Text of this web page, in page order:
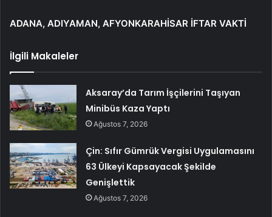
ADANA, ADIYAMAN, AFYONKARAHİSAR İFTAR VAKTİ
İlgili Makaleler
Aksaray’da Tarım İşçilerini Taşıyan
Minibüs Kaza Yaptı
Ağustos 7, 2026
Çin: Sıfır Gümrük Vergisi Uygulamasını
63 Ülkeyi Kapsayacak Şekilde
Genişlettik
Ağustos 7, 2026